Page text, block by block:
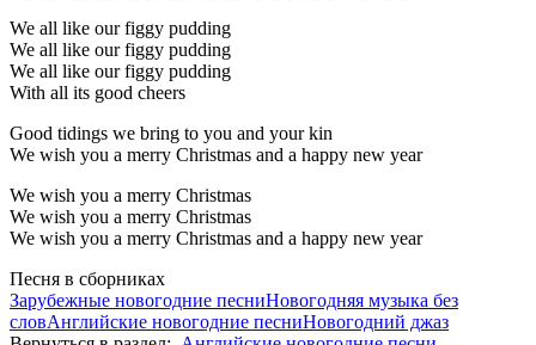
We all like our figgy pudding
We all like our figgy pudding
We all like our figgy pudding
With all its good cheers
Good tidings we bring to you and your kin
We wish you a merry Christmas and a happy new year
We wish you a merry Christmas
We wish you a merry Christmas
We wish you a merry Christmas and a happy new year
Песня в сборниках
Зарубежные новогодние песниНовогодняя музыка без
словАнглийские новогодние песниНовогодний джаз